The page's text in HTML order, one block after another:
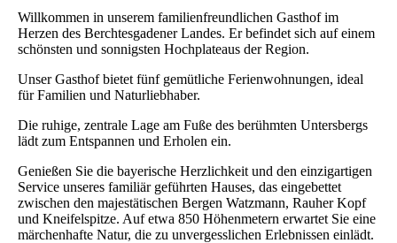
Willkommen in unserem familienfreundlichen Gasthof im
Herzen des Berchtesgadener Landes. Er befindet sich auf einem
schönsten und sonnigsten Hochplateaus der Region.
Unser Gasthof bietet fünf gemütliche Ferienwohnungen, ideal
für Familien und Naturliebhaber.
Die ruhige, zentrale Lage am Fuße des berühmten Untersbergs
lädt zum Entspannen und Erholen ein.
Genießen Sie die bayerische Herzlichkeit und den einzigartigen
Service unseres familiär geführten Hauses, das eingebettet
zwischen den majestätischen Bergen Watzmann, Rauher Kopf
und Kneifelspitze. Auf etwa 850 Höhenmetern erwartet Sie eine
märchenhafte Natur, die zu unvergesslichen Erlebnissen einlädt.